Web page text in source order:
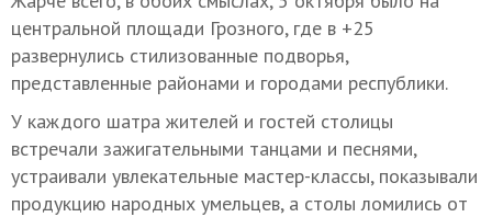
центральной площади Грозного, где в +25
развернулись стилизованные подворья,
представленные районами и городами республики.
У каждого шатра жителей и гостей столицы
встречали зажигательными танцами и песнями,
устраивали увлекательные мастер-классы, показывали
продукцию народных умельцев, а столы ломились от